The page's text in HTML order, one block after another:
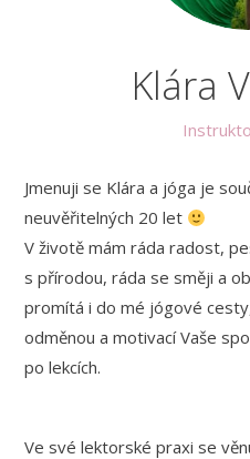
Klára
Jmenuji se Klára a jóga je
neuvěřitelných 20 let
V životě mám ráda radost,
s přírodou, ráda se směji a
promítá i do mé jógové
odměnou a motivací Vaše
po lekcích.
Ve své lektorské praxi se